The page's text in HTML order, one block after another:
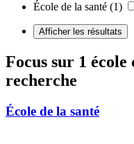
École de la santé (1)
Afficher les résultats
Focus sur 1
recherche
École de la santé